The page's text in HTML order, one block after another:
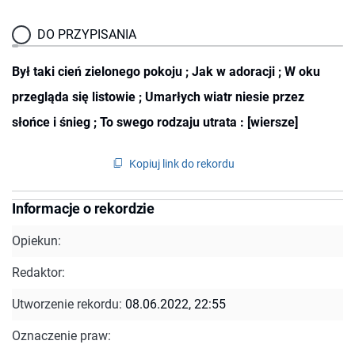
DO PRZYPISANIA
Był taki cień zielonego pokoju ; Jak w adoracji ; W oku
przegląda się listowie ; Umarłych wiatr niesie przez
słońce i śnieg ; To swego rodzaju utrata : [wiersze]
Kopiuj link do rekordu
Informacje o rekordzie
Opiekun:
Redaktor:
Utworzenie rekordu: 08.06.2022, 22:55
Oznaczenie praw: